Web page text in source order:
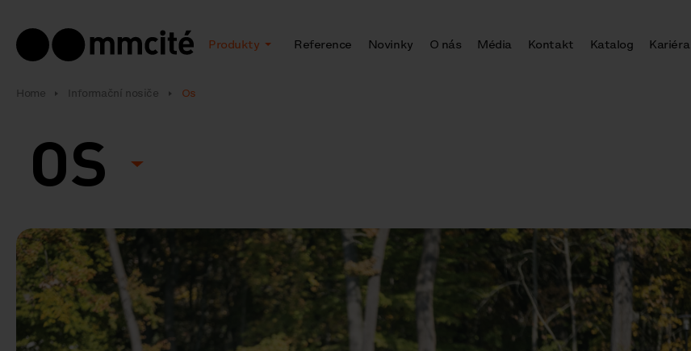
Produkty Reference Novinky O nás Média Kontakt Katalog Kariéra
Home Informační nosiče Os
OS